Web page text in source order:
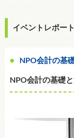
イベントレポート
NPO会計の基
NPO会計の基礎